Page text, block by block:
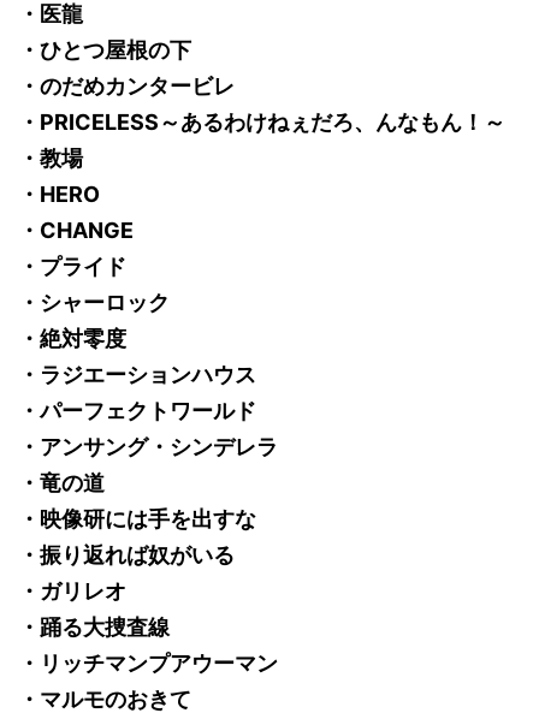
・医龍
・ひとつ屋根の下
・のだめカンタービレ
・PRICELESS～あるわけねぇだろ、んなもん！～
・教場
・HERO
・CHANGE
・プライド
・シャーロック
・絶対零度
・ラジエーションハウス
・パーフェクトワールド
・アンサング・シンデレラ
・竜の道
・映像研には手を出すな
・振り返れば奴がいる
・ガリレオ
・踊る大捜査線
・リッチマンプアウーマン
・マルモのおきて